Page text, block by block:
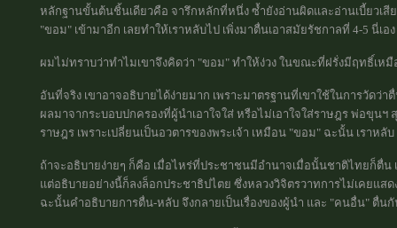
หลักฐานขั้นต้นชิ้นเดียวคือ จารึกหลักที่หนึ่ง ซ้ำยังอ่านผิดและอ่านเบี้ยวเ
"ขอม" เข้ามาอีก เลยทำให้เราหลับไป เพิ่งมาตื่นเอาสมัยรัชกาลที่ 4-5 นี่เอ
ผมไม่ทราบว่าทำไมเขาจึงคิดว่า "ขอม" ทำให้ง่วง ในขณะที่ฝรั่งมีฤทธิ์เห
อันที่จริง เขาอาจอธิบายได้ง่ายมาก เพราะมาตรฐานที่เขาใช้ในการวัด
ผลมาจากระบอบปกครองที่ผู้นำเอาใจใส่ หรือไม่เอาใจใส่ราษฎร พ่อขุนฯ
ราษฎร เพราะเปลี่ยนเป็นอวตารของพระเจ้า เหมือน "ขอม" ฉะนั้น เราหลับ
ถ้าจะอธิบายง่ายๆ ก็คือ เมื่อไหร่ที่ประชาชนมีอำนาจเมื่อนั้นชาติไทยก็ตื่
แต่อธิบายอย่างนี้ก็ลงล็อกประชาธิปไตย ซึ่งหลวงวิจิตรวาทการไม่เคยแส
ฉะนั้นคำอธิบายการตื่น-หลับ จึงกลายเป็นเรื่องของผู้นำ และ "คนอื่น" ตื่น